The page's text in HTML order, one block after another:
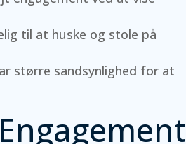
til at huske og stole på
større sandsynlighed for at